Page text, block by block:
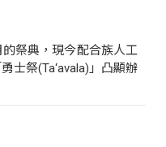
祭典，現今配合族人工
士祭(Ta‘avala)」凸顯辦